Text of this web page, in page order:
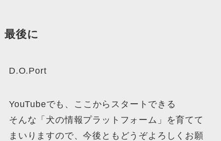
最後に
D.O.Port
YouTubeでも、ここからスタートできる
そんな「犬の情報プラットフォーム」を育てて
まいりますので、今後ともどうぞよろしくお願